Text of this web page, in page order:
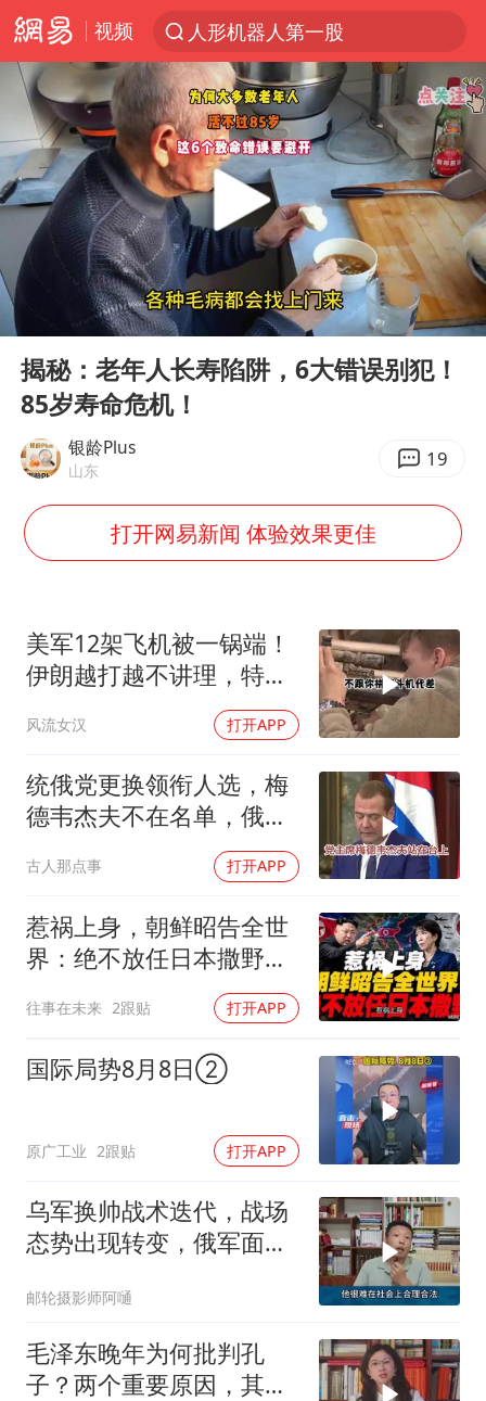
视频
人形机器人第一股
台风“白海豚”登陆 各地各部门全力应对
多地银行上调存款利率
上海地铁4条线路全线停运
4.2平卫生间补漏注胶花1.55万
白海豚路径图
宇树申购 中一签有望赚20万元
今日有3只新股申购
武汉3名城管协管员殴打摊主被刑拘
NBA传奇教练老尼尔森去世
手机真会“偷听”我们说话吗
轰-6K到底是不是战略轰炸机
面对面丨蔡磊：与渐冻症抗争 纵使不敌 也不屈服
5万小车卖不动 微型代步车集体遇冷
加沙约14万栋建筑被完全摧毁
从科技创新看开局起步的时与势
Play
05:35
揭秘：老年人长寿陷阱，6大错误别犯！
85岁寿命危机！
银龄Plus
山东 19
打开网易新闻 体验效果更佳
美军12架飞机被一锅端！
伊朗越打越不讲理，特朗
风流女汉 打开APP
统俄党更换领衔人选，梅
德韦杰夫不在名单，俄政
坛释放出什么信号？
古人那点事 打开APP
惹祸上身，朝鲜昭告全世
界：绝不放任日本撒野！
往事在未来 2跟贴 打开APP
国际局势8月8日②
原广工业 2跟贴 打开APP
乌军换帅战术迭代，战场
态势出现转变，俄军面临
邮轮摄影师阿嗵
毛泽东晚年为何批判孔
子？两个重要原因，其中